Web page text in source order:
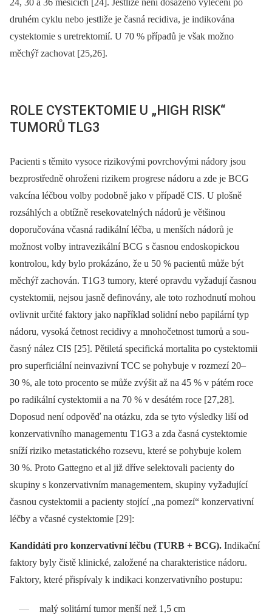
24, 30 a 36 mě­sících [24]. Jestliže není dosaženo vyléčení po
druhém cyklu nebo jestliže je časná recidiva, je indikována
cystektomie s uret­rektomií. U 70 % případů je však možno
měchýř zachovat [25,26].
ROLE CYSTEKTOMIE U „HIGH RISK“
TUMORŮ TLG3
Pacienti s těmito vysoce rizikovými povrchovými nádory jsou
bezprostředně ohro­ženi rizikem progrese nádoru a zde je BCG
vakcína léčbou volby podobně jako v případě CIS. U plošně
rozsáhlých a obtížně resekovatelných nádorů je většinou
doporučována včasná radikální léčba, u menších nádorů je
možnost volby intravezikální BCG s časnou endoskopic­kou
kontrolou, kdy bylo prokázáno, že u 50 % pacientů může být
měchýř zacho­ván. T1G3 tumory, které opravdu vyžadují časnou
cystektomii, nejsou jasně definovány, ale toto rozhodnutí mohou
ovlivnit určité faktory jako například solidní nebo papilární typ
nádoru, vysoká četnost recidivy a mnohočetnost tumorů a sou­
časný nález CIS [25]. Pětiletá specifická mortalita po cystektomii
pro superficiální neinvazivní TCC se pohybuje v rozmezí 20–
30 %, ale toto procento se může zvýšit až na 45 % v pátém roce
po radikální cystektomii a na 70 % v desátém roce [27,28].
Doposud není odpověď na otázku, zda se tyto výsledky liší od
konzervativního managementu T1G3 a zda časná cystektomie
sníží riziko metasta­tického rozsevu, které se pohybuje kolem
30 %. Proto Gattegno et al již dříve selektovali pacienty do
skupiny s konzervativním managementem, skupiny vyžadující
časnou cystektomii a pacienty stojící „na pomezí“ konzervativní
léčby a včasné cystektomie [29]:
Kandidáti pro konzervativní léčbu (TURB + BCG). Indikační
faktory byly čistě klinické, založené na charakteristice nádoru.
Faktory, které přispívaly k indikaci konzervativního postupu:
malý solitární tumor menší než 1,5 cm